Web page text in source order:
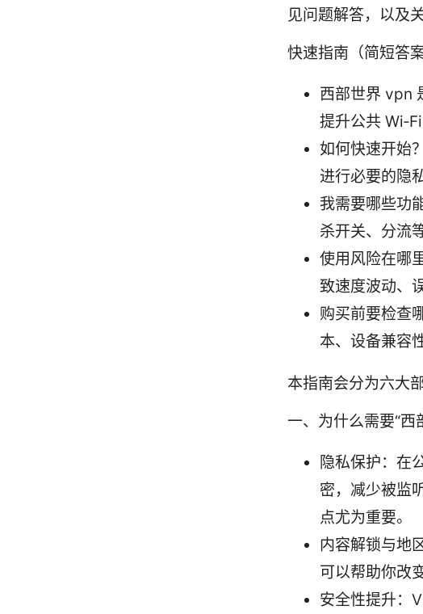
见问题解答，以及
快速指南（简短答案
西部世界 vpn
提升公共 Wi‑Fi
如何快速开始
进行必要的隐
我需要哪些功
杀开关、分流等
使用风险在哪
致速度波动、
购买前要检查
本、设备兼容
本指南会分为六大
一、为什么需要“西
隐私保护：在
密，减少被监
点尤为重要。
内容解锁与地
可以帮助你改
安全性提升：